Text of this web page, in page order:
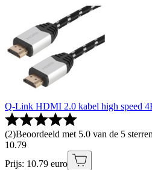
Q-Link HDMI 2.0 kabel high speed
(2)Beoordeeld met 5.0 van de 5
10.79
Prijs: 10.79 euro